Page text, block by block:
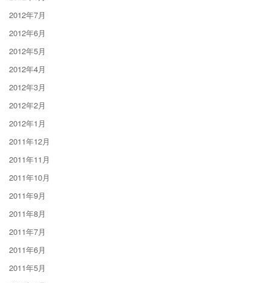
2012年7月
2012年6月
2012年5月
2012年4月
2012年3月
2012年2月
2012年1月
2011年12月
2011年11月
2011年10月
2011年9月
2011年8月
2011年7月
2011年6月
2011年5月